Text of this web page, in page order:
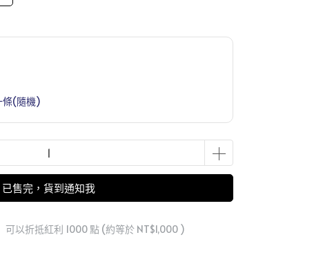
條(隨機)
已售完，貨到通知我
可以折抵紅利 1000 點 (約等於 NT$1,000 )